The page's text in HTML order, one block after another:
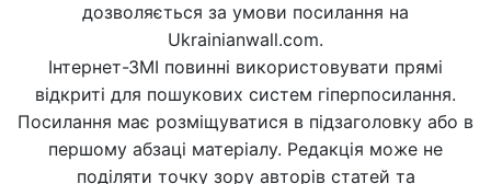
дозволяється за умови посилання на
Ukrainianwall.com.
Інтернет-ЗМІ повинні використовувати прямі
відкриті для пошукових систем гіперпосилання.
Посилання має розміщуватися в підзаголовку або в
першому абзаці матеріалу. Редакція може не
поділяти точку зору авторів статей та